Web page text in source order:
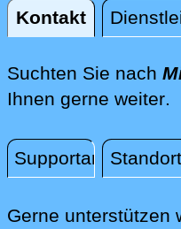
Kontakt
Kontakt
Suchten Sie nach
Ihnen gerne weiter.
SupportanfrageStandort
Fernwartung
Gerne unterstützen